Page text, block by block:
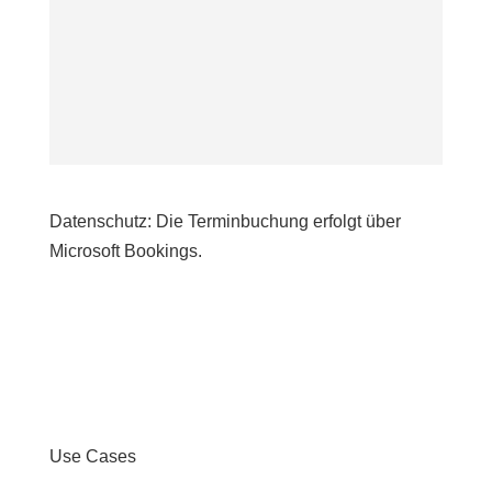
Datenschutz: Die Terminbuchung erfolgt über
Microsoft Bookings.
Use Cases